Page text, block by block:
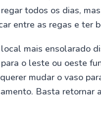
todos os dias,
entre as regas e ter
mais ensolarado
o leste ou oeste
mudar o vaso
Basta retornar